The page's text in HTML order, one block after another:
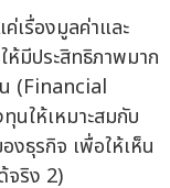
เรื่องมูลค่าและ
ห้มีประสิทธิภาพมาก
(Financial
นให้เหมาะสมกับ
งธุรกิจ เพื่อให้เห็น
จริง 2)